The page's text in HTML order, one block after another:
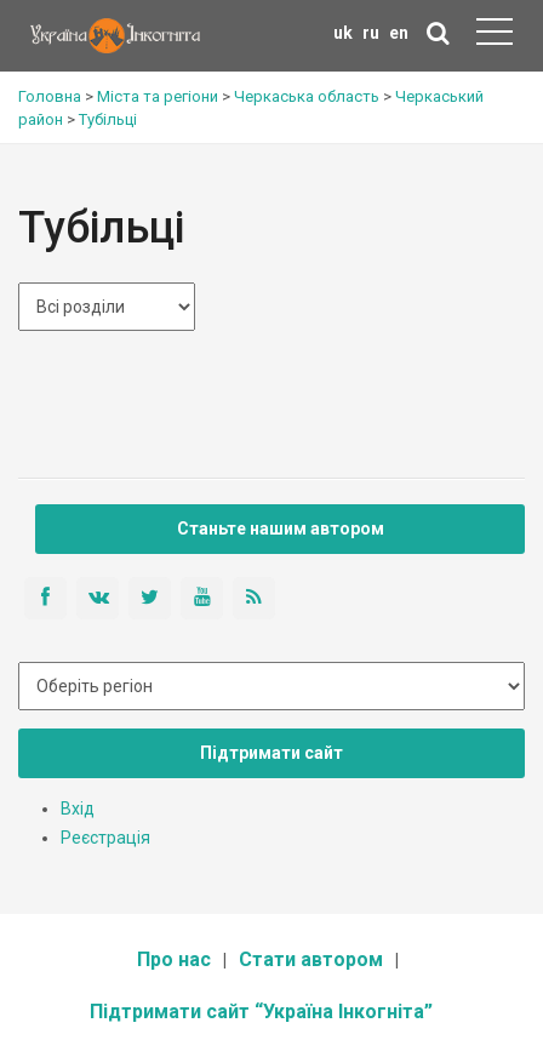
uk ru en
Головна > Міста та регіони > Черкаська область > Черкаський
район >Тубільці
Тубільці
Станьте нашим автором
Підтримати сайт
Вхід
Реєстрація
Про нас Стати автором
Підтримати сайт “Україна Інкогніта”